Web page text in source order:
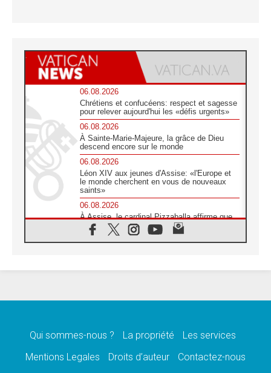
06.08.2026
Chrétiens et confucéens: respect et sagesse
pour relever aujourd'hui les «défis urgents»
06.08.2026
À Sainte-Marie-Majeure, la grâce de Dieu
descend encore sur le monde
06.08.2026
Léon XIV aux jeunes d'Assise: «l'Europe et
le monde cherchent en vous de nouveaux
saints»
06.08.2026
À Assise, le cardinal Pizzaballa affirme que
«les chrétiens veulent la paix»
06.08.2026
message de paix et de dignité humaine»
«La visite du Pape en Uruguay renforcera
Qui sommes-nous ? La propriété
Les services
Mentions Legales
Droits d’auteur Contactez-nous